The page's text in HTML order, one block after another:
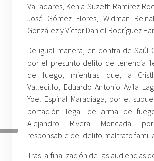
Valladares, Kenia Suzeth Ramírez
José Gómez Flores, Widman
González y Víctor Daniel Rodríguez
De igual manera, en contra de Saúl
por el presunto delito de tenencia
de fuego; mientras que, a
Vallecillo, Eduardo Antonio Ávila
Yoel Espinal Maradiaga, por el
portación ilegal de arma de
Alejandro Rivera Moncada
responsable del delito maltrato
Tras la finalización de las audiencias